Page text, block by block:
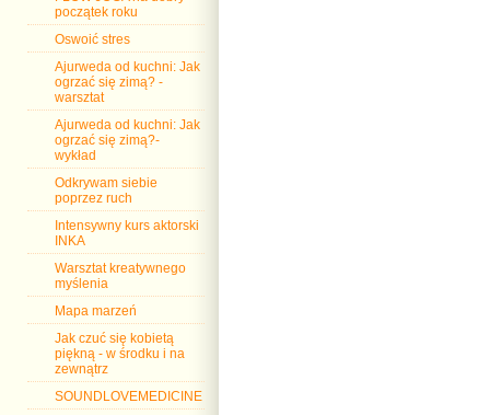
początek roku
Oswoić stres
Ajurweda od kuchni: Jak
ogrzać się zimą? -
warsztat
Ajurweda od kuchni: Jak
ogrzać się zimą?-
wykład
Odkrywam siebie
poprzez ruch
Intensywny kurs aktorski
INKA
Warsztat kreatywnego
myślenia
Mapa marzeń
Jak czuć się kobietą
piękną - w środku i na
zewnątrz
SOUNDLOVEMEDICINE